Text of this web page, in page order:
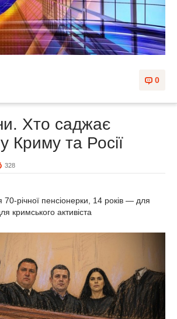
0
Хто саджає
Криму та Росії
328
70-річної пенсіонерки, 14 років — для
кримського активіста